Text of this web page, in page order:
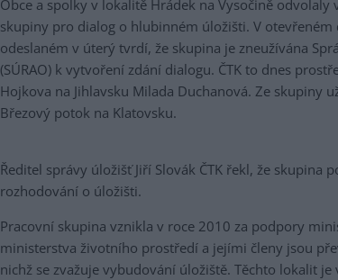
Obce a spolky v lokalitě Hrádek na Vysočině odvolaly
skupiny pro dialog o hlubinném úložišti. V
odeslaném v úterý tvrdí, že skupina je zneužívána
(SÚRAO) k vytvoření zdání dialogu. ČTK to dnes
Hojkova na Jihlavsku Milada Duchanová. Ze skupiny
Březový potok na Klatovsku.
Ředitel správy úložišť Jiří Slovák ČTK řekl, že skupina
rozhodování o úložišti.
Pracovní skupina vznikla v roce 2010 za podpory
ministerstva životního prostředí a jejími členy jsou
nichž se zvažuje vybudování úložiště. Těchto lokalit je